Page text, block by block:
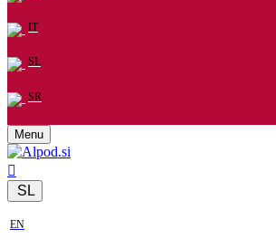
IT
SL
SR
Menu
SL
EN